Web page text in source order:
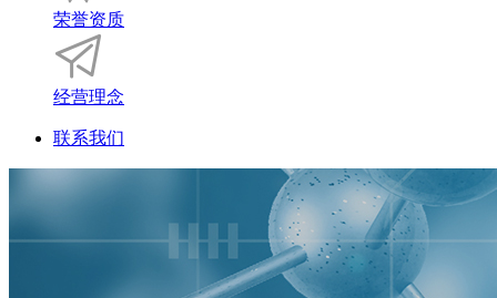
荣誉资质
经营理念
联系我们